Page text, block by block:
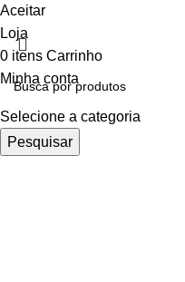
Aceitar
Selecione a categoria
Pesquisar
Loja
0 itens Carrinho
Minha conta